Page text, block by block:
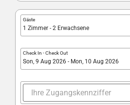
Gäste
1 Zimmer - 2 Erwachsene
Check In -Check Out
Son, 9 Aug 2026 - Mon, 10 Aug 2026